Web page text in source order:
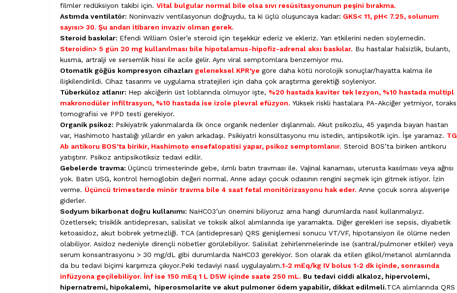
filmler redüksiyon takibi için. Vital bulgular normal bile olsa sıvı resüsitasyonunun peşini bırakma.
Astımda ventilatör: Noninvaziv ventilasyonun doğruydu, ta ki üçlü oluşuncaya kadar: GKS< 11, pH< 7.25, solunum
sayısı> 30. Şu andan itibaren invaziv olman gerek.
Steroid baskılar: Efendi William Osler’e steroid için teşekkür ederiz ve ekleriz. Yan etkilerini neden söylemedin.
Steroidin> 5 gün 20 mg kullanılması bile hipotalamus-hipofiz-adrenal aksı baskılar. Bu hastalar halsizlik, bulantı,
kusma, artralji ve sersemlik hissi ile acile gelir. Aynı viral semptomlara benzemiyor mu.
Otomatik göğüs kompresyon cihazları geleneksel KPR’ye göre daha kötü nörolojik sonuçlar/hayatta kalma ile
ilişkilendirildi. Cihaz tasarımı ve uygulama stratejileri için daha çok araştırma gerektiği söyleniyor.
Tüberküloz atlanır: Hep akciğerin üst loblarında olmuyor işte, %20 hastada kaviter tek lezyon, %10 hastada multipl
makronodüler infiltrasyon, %10 hastada ise izole plevral efüzyon. Yüksek riskli hastalara PA-Akciğer yetmiyor, toraks
tomografisi ve PPD testi gerekiyor.
Organik psikoz: Psikiyatrik yakınmalarda ilk önce organik nedenler dışlanmalı. Akut psikozlu, 45 yaşında bayan hastan
var, Hashimoto hastalığı yıllardır en yakın arkadaşı. Psikiyatri konsültasyonu mu istedin, antipsikotik için. İşe yaramaz. TG
Ab antikoru BOS’ta birikir, Hashimoto ensefalopatisi yapar, psikoz semptomlanır. Steroid BOS’ta biriken antikoru
yatıştırır. Psikoz antipsikotiksiz tedavi edilir.
Gebelerde travma: Üçüncü trimesterinde gebe, ılımlı batın travması ile. Vajinal kanaması, uterusta kasılması veya ağrısı
yok. Batın USG, kontrol hemoglobin değeri normal. Anne adayı çocuk odasının rengini seçmek için gitmek istiyor. İzin
verme. Üçüncü trimesterde minör travma bile 4 saat fetal monitörizasyonu hak eder. Anne çocuk sonra alışverişe
giderler.
Sodyum bikarbonat doğru kullanımı: NaHCO3’un önemini biliyoruz ama hangi durumlarda nasıl kullanmalıyız.
Özetlersek; trisiklik antidepresan, salisilat ve toksik alkol alımlarında işe yaramakta. Diğer gerekleri ise sepsis, diyabetik
ketoasidoz, akut böbrek yetmezliği. TCA (antidepresan) QRS genişlemesi sonucu VT/VF, hipotansiyon ile ölüme neden
olabiliyor. Asidoz nedeniyle dirençli nöbetler görülebiliyor. Salisilat zehirlenmelerinde ise (santral/pulmoner etkiler) veya
serum konsantrasyonu > 30 mg/dL gibi durumlarda NaHCO3 gerekiyor. Son olarak da etilen glikol/metanol alımlarında
da bu tedavi biçimi karşımıza çıkıyor.Peki tedaviyi nasıl uygulayalım.1-2 mEq/kg IV bolus 1-2 dk içinde, sonrasında
infüzyona geçilebiliyor. İnf ise 150 mEq 1 L D5W içinde saate 250 mL. Bu tedavi ciddi alkaloz, hipervolemi,
hipernatremi, hipokalemi, hiperosmolarite ve akut pulmoner ödem yapabilir, dikkat edilmeli.TCA alımlarında QRS